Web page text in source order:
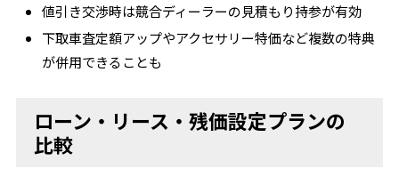
値引き交渉時は競合ディーラーの見積もり持参が有効
下取車査定額アップやアクセサリー特価など複数の特典
が併用できることも
ローン・リース・残価設定プランの
比較